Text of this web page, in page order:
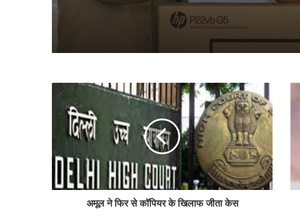
अमूल ने फिर से कॉपियर के खिलाफ जीता केस